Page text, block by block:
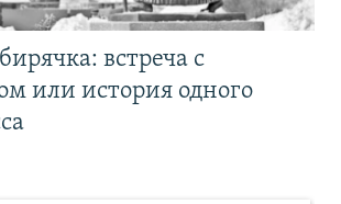
встреча с
или история одного